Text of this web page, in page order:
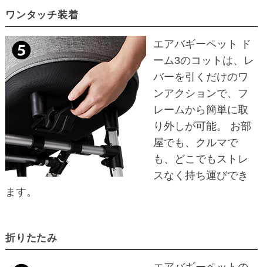
ワンタッチ装着
エアバギーペット ド
ーム3のコットは、レ
バーを引くだけのワ
ンアクションで、フ
レームから簡単に取
り外しが可能。 お部
屋でも、クルマで
も、どこでもストレ
スなく持ち運びでき
ます。
折りたたみ